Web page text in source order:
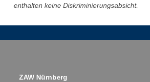
enthalten keine Diskriminierungsabsicht.
ZAW Nürnberg